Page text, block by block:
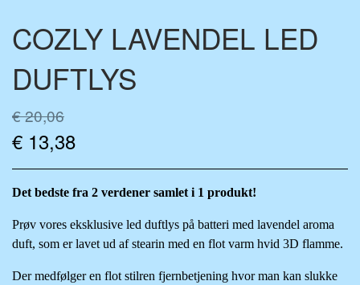
MERCHANDISE
COZLY LAVENDEL LED
DUFTLYS
€ 20,06
€ 13,38
Det bedste fra 2 verdener samlet i 1 produkt!
Prøv vores eksklusive led duftlys på batteri med lavendel aroma
duft, som er lavet ud af stearin med en flot varm hvid 3D flamme.
Der medfølger en flot stilren fjernbetjening hvor man kan slukke